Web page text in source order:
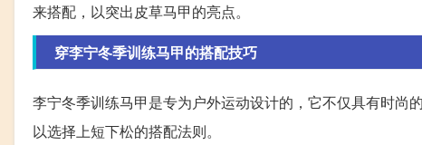
来搭配，以突出皮草马甲的亮点。
穿李宁冬季训练马甲的搭配技巧
李宁冬季训练马甲是专为户外运动设计的，它不仅具有时尚
以选择上短下松的搭配法则。